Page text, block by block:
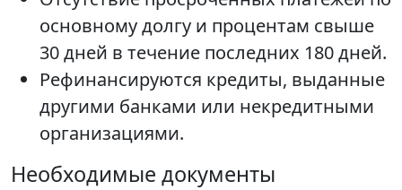
основному долгу и процентам свыше
30 дней в течение последних 180 дней.
Рефинансируются кредиты, выданные
другими банками или некредитными
организациями.
Необходимые документы